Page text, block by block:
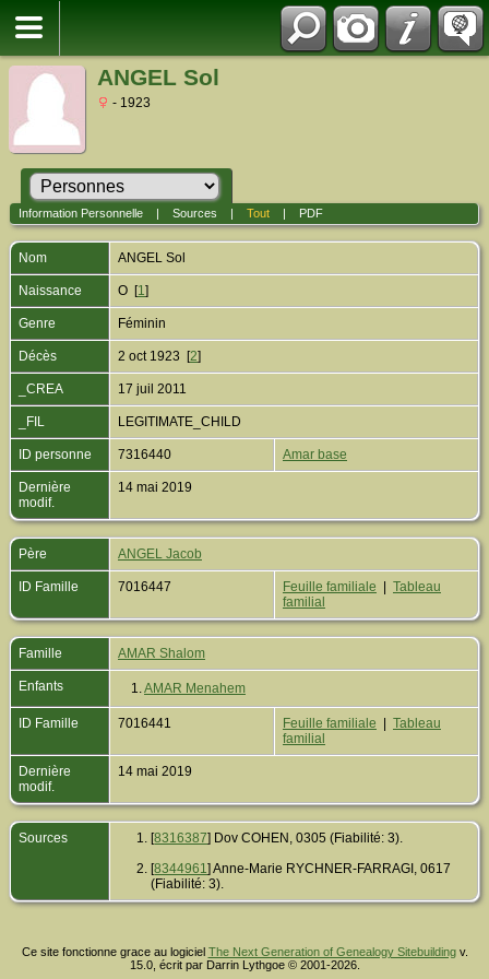
ANGEL Sol
- 1923
Information Personnelle| Sources Tout| PDF
Nom ANGEL Sol
Naissance O [1]
Genre Féminin
Décès 2 oct 1923 [2]
_CREA 17 juil 2011
_FIL LEGITIMATE_CHILD
ID personne 7316440 Amar base
Dernière
modif.
14 mai 2019
Père ANGEL Jacob
ID Famille 7016447 Feuille familiale
Tableau
familial
Famille AMAR Shalom
Enfants 1.AMAR Menahem
ID Famille 7016441 Feuille familiale
Tableau
familial
Dernière
modif.
14 mai 2019
Sources [8316387] Dov COHEN, 0305 (Fiabilité: 3).
[8344961] Anne-Marie RYCHNER-FARRAGI, 0617
(Fiabilité: 3).
Ce site fonctionne grace au logiciel The Next Generation of Genealogy Sitebuildingv.
15.0, écrit par Darrin Lythgoe © 2001-2026.